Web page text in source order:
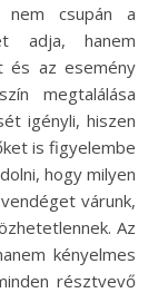
nem csupán a
adja, hanem
és az esemény
megtalálása
igényli, hiszen
is figyelembe
hogy milyen
várunk,
Az
kényelmes
résztvevő